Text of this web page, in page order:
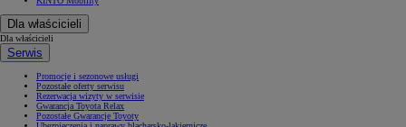
Dla właścicieli
Dla właścicieli
Serwis
Promocje i sezonowe usługi
Pozostałe oferty serwisu
Rezerwacja wizyty w serwisie
Gwarancja Toyota Relax
Pozostałe Gwarancje Toyoty